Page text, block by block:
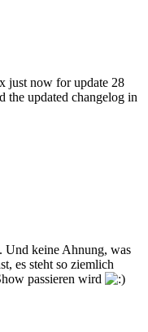
just now for update 28
the updated changelog in
Und keine Ahnung, was
es steht so ziemlich
passieren wird